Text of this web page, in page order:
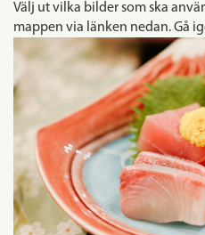
Välj ut vilka bilder som ska
mappen via länken nedan. Gå